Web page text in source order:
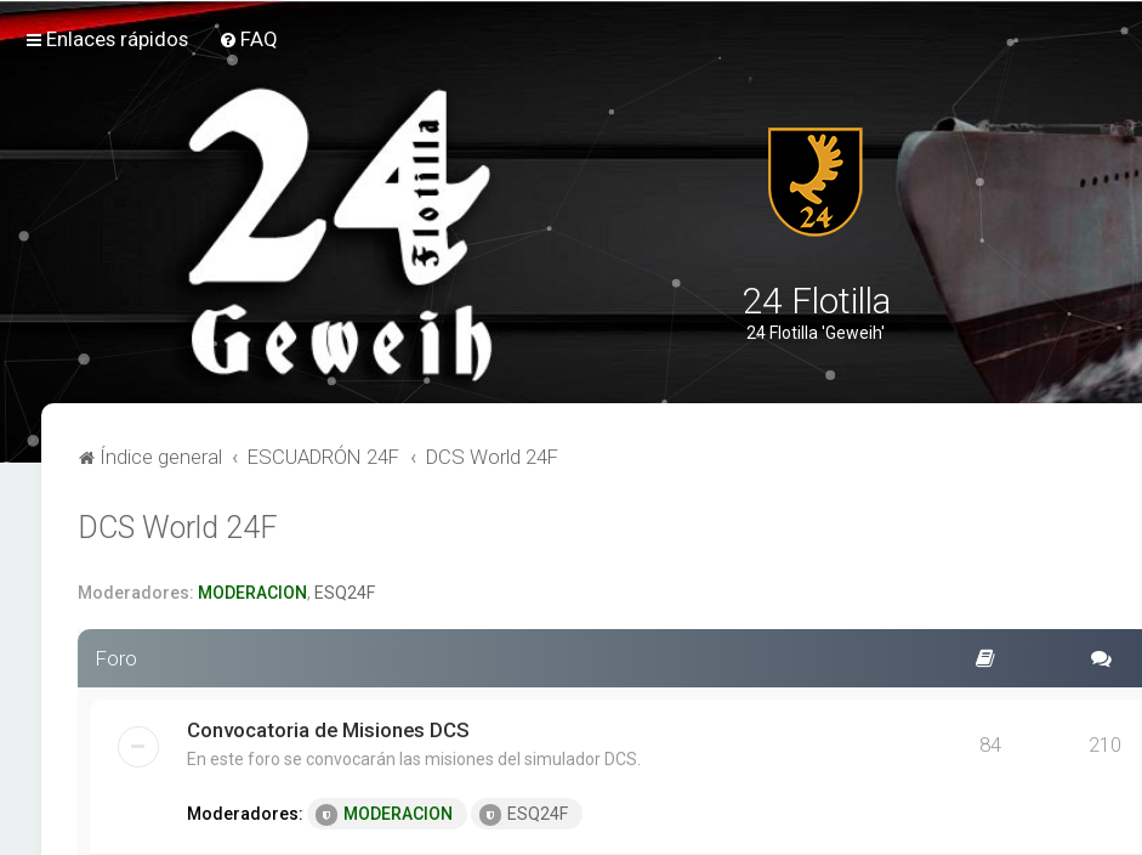
Enlaces rápidos FAQ
24 Flotilla
24 Flotilla 'Geweih'
Índice general ESCUADRÓN 24F DCS World 24F
DCS World 24F
Moderadores: MODERACION, ESQ24F
Foro
Convocatoria de Misiones DCS
En este foro se convocarán las misiones del simulador DCS.
Moderadores: MODERACION ESQ24F
84 210